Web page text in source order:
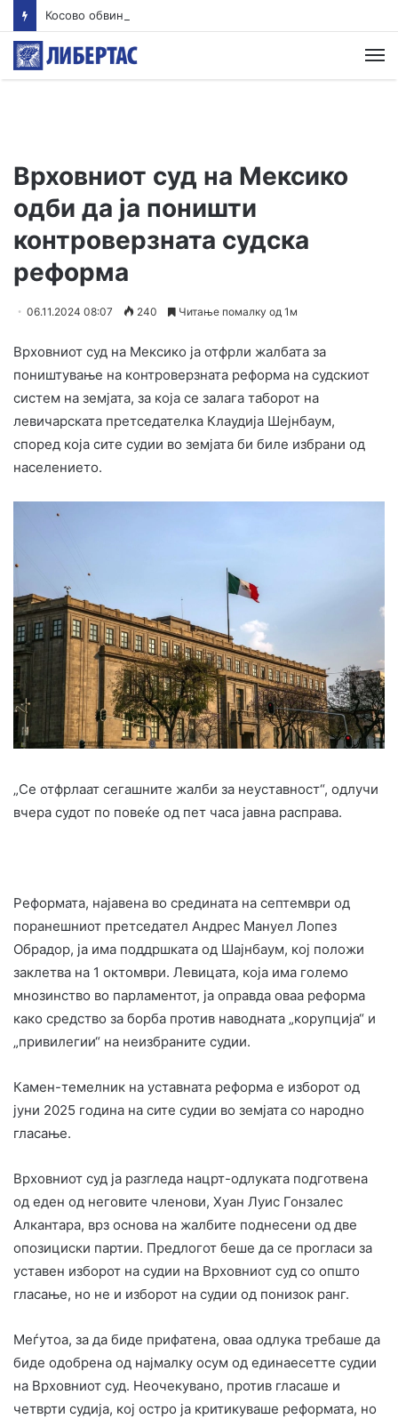
Врховниот суд на Мексико
одби да ја поништи
контроверзната судска
реформа
06.11.2024 08:07 240 Читање помалку од 1м
Врховниот суд на Мексико ја отфрли жалбата за
поништување на контроверзната реформа на судскиот
систем на земјата, за која се залага таборот на
левичарската претседателка Клаудија Шејнбаум,
според која сите судии во земјата би биле избрани од
населението.
„Се отфрлаат сегашните жалби за неуставност“, одлучи
вчера судот по повеќе од пет часа јавна расправа.
Реформата, најавена во средината на септември од
поранешниот претседател Андрес Мануел Лопез
Обрадор, ја има поддршката од Шајнбаум, кој положи
заклетва на 1 октомври. Левицата, која има големо
мнозинство во парламентот, ја оправда оваа реформа
како средство за борба против наводната „корупција“ и
„привилегии“ на неизбраните судии.
Камен-темелник на уставната реформа е изборот од
јуни 2025 година на сите судии во земјата со народно
гласање.
Врховниот суд ја разгледа нацрт-одлуката подготвена
од еден од неговите членови, Хуан Луис Гонзалес
Алкантара, врз основа на жалбите поднесени од две
опозициски партии. Предлогот беше да се прогласи за
уставен изборот на судии на Врховниот суд со општо
гласање, но не и изборот на судии од понизок ранг.
Меѓутоа, за да биде прифатена, оваа одлука требаше да
биде одобрена од најмалку осум од единаесетте судии
на Врховниот суд. Неочекувано, против гласаше и
четврти судија, кој остро ја критикуваше реформата, но